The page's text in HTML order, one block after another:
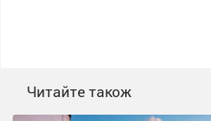
Читайте також